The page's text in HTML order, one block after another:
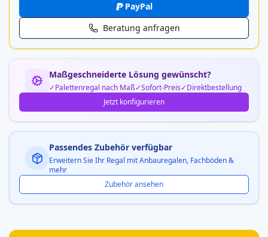
PayPal
Beratung anfragen
Maßgeschneiderte Lösung gewünscht?
Palettenregal nach Maß Sofort-Preis
Direktbestellung
Jetzt konfigurieren
Passendes Zubehör verfügbar
Erweitern Sie Ihr Regal mit Anbauregalen, Fachböden &
mehr
Zubehör ansehen